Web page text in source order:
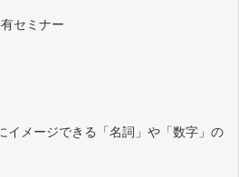
セミナー
イメージできる「名詞」や「数字」の